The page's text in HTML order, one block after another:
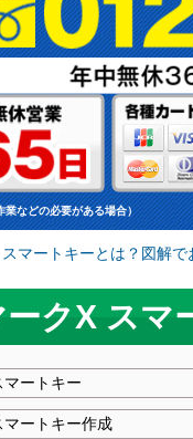
などの必要がある場合）
スマートキーとは？図解で
ークX スマ
マートキー
マートキー作成